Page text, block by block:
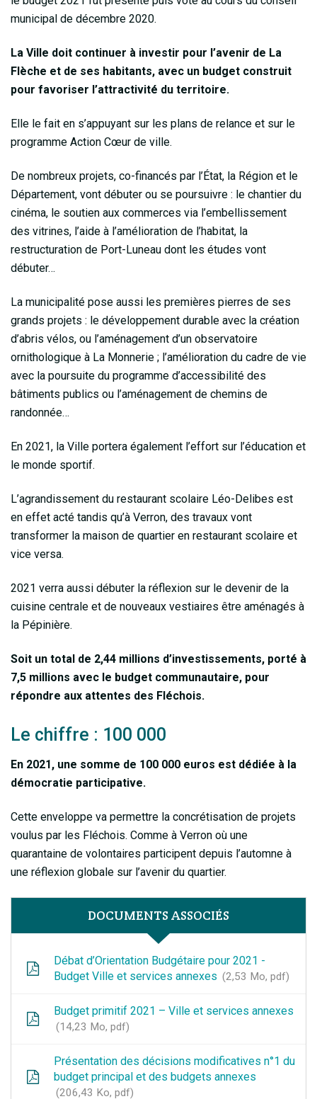
municipal de décembre 2020.
La Ville doit continuer à investir pour l’avenir de La
Flèche et de ses habitants, avec un budget construit
pour favoriser l’attractivité du territoire.
Elle le fait en s’appuyant sur les plans de relance et sur le
programme Action Cœur de ville.
De nombreux projets, co-financés par l’État, la Région et le
Département, vont débuter ou se poursuivre : le chantier du
cinéma, le soutien aux commerces via l’embellissement
des vitrines, l’aide à l’amélioration de l’habitat, la
restructuration de Port-Luneau dont les études vont
débuter…
La municipalité pose aussi les premières pierres de ses
grands projets : le développement durable avec la création
d’abris vélos, ou l’aménagement d’un observatoire
ornithologique à La Monnerie ; l’amélioration du cadre de vie
avec la poursuite du programme d’accessibilité des
bâtiments publics ou l’aménagement de chemins de
randonnée…
En 2021, la Ville portera également l’effort sur l’éducation et
le monde sportif.
L’agrandissement du restaurant scolaire Léo-Delibes est
en effet acté tandis qu’à Verron, des travaux vont
transformer la maison de quartier en restaurant scolaire et
vice versa.
2021 verra aussi débuter la réflexion sur le devenir de la
cuisine centrale et de nouveaux vestiaires être aménagés à
la Pépinière.
Soit un total de 2,44 millions d’investissements, porté à
7,5 millions avec le budget communautaire, pour
répondre aux attentes des Fléchois.
Le chiffre : 100 000
En 2021, une somme de 100 000 euros est dédiée à la
démocratie participative.
Cette enveloppe va permettre la concrétisation de projets
voulus par les Fléchois. Comme à Verron où une
quarantaine de volontaires participent depuis l’automne à
une réflexion globale sur l’avenir du quartier.
DOCUMENTS ASSOCIÉS
Débat d’Orientation Budgétaire pour 2021 -
Budget Ville et services annexes
2,53 Mo, pdf
Budget primitif 2021 – Ville et services annexes
14,23 Mo, pdf
Présentation des décisions modificatives n°1 du
budget principal et des budgets annexes
206,43 Ko, pdf